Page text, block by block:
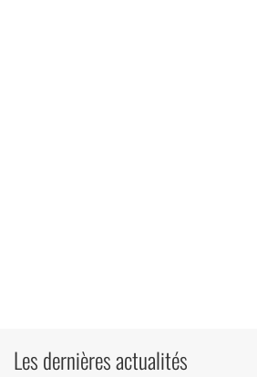
Les dernières actualités